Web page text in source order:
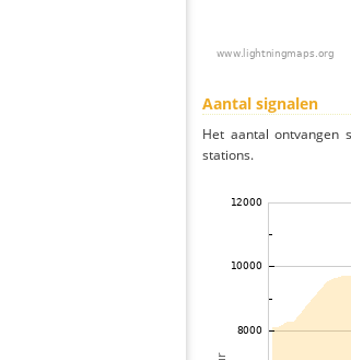
Aantal signalen
Het aantal ontvangen
stations.